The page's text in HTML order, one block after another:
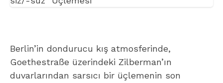
Berlin’in dondurucu kış atmosferinde,
Goethestraße üzerindeki Zilberman’ın
duvarlarından sarsıcı bir üçlemenin son